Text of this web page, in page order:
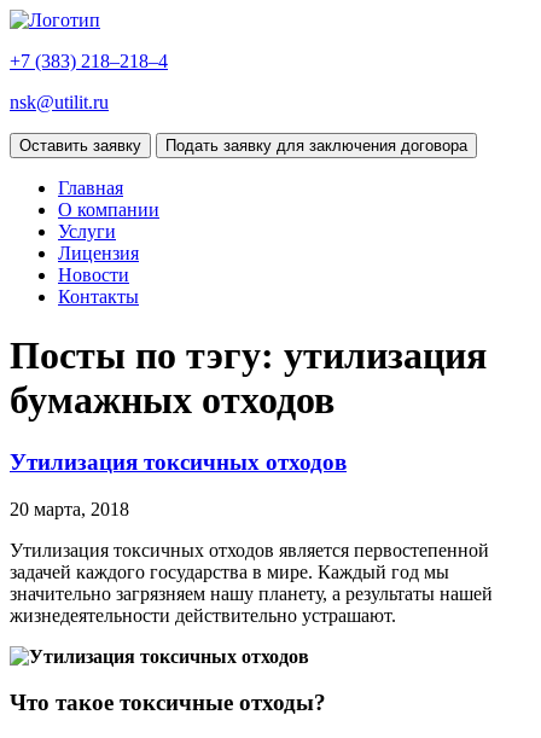
+7 (383) 218–218–4
nsk@utilit.ru
Оставить заявку Подать заявку для заключения договора
Главная
О компании
Услуги
Лицензия
Новости
Контакты
Посты по тэгу: утилизация
бумажных отходов
Утилизация токсичных отходов
20 марта, 2018
Утилизация токсичных отходов является первостепенной
задачей каждого государства в мире. Каждый год мы
значительно загрязняем нашу планету, а результаты нашей
жизнедеятельности действительно устрашают.
Что такое токсичные отходы?